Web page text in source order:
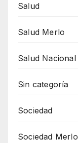
Salud
Salud Merlo
Salud Nacional
Sin categoría
Sociedad
Sociedad Merlo